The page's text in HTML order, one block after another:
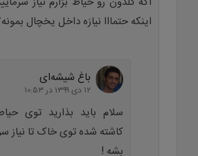
اینکه حتمااا نیازه داخل یخچال
باغ شیشه‌ای
۱۲ دی ۱۳۹۹ در ۱۰:۵۳
سلام باید بذارید توی
کاشته شده توی خاک تا نیاز
بشه !